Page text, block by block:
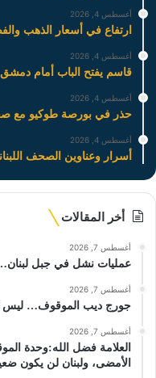
أغسطس 4, 2026
ارتفاع في أسعار الذهب
أغسطس 4, 2026
قاسم يفتح الباب أمام
أغسطس 4, 2026
حذر في بورصة طوكيو مع
أغسطس 4, 2026
أسرار وعناوين الصحف
أخر المقالات
أغسطس 7, 2026
عمليات نشل في جبل لبنان…
أغسطس 7, 2026
جورج ديب الموقوف… ليس Dr Food
أغسطس 7, 2026
العلامة فضل الله:وحدة
الأمضى، ولبنان لن يكون